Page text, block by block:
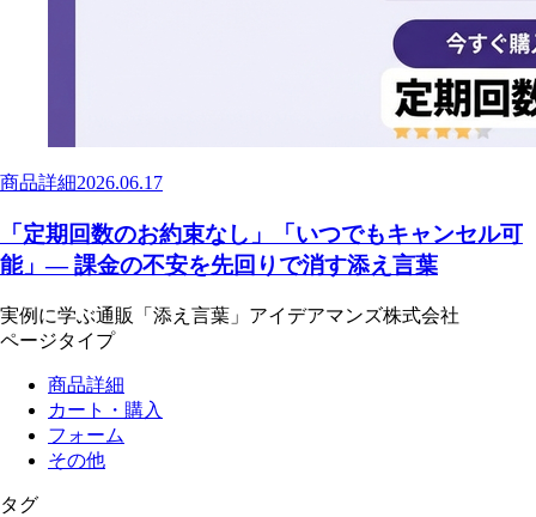
商品詳細2026.06.17
「定期回数のお約束なし」「いつでもキャンセル可
能」— 課金の不安を先回りで消す添え言葉
実例に学ぶ通販「添え言葉」 アイデアマンズ株式会社
ページタイプ
商品詳細
カート・購入
フォーム
その他
タグ